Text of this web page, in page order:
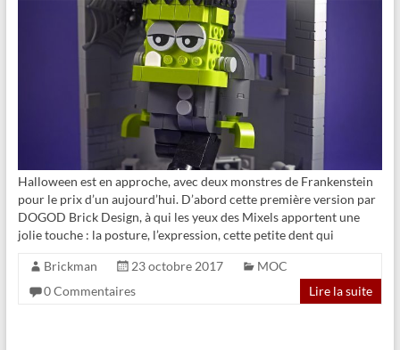
Halloween est en approche, avec deux monstres de Frankenstein
pour le prix d’un aujourd’hui. D’abord cette première version par
DOGOD Brick Design, à qui les yeux des Mixels apportent une
jolie touche : la posture, l’expression, cette petite dent qui
Brickman 23 octobre 2017
MOC
0 Commentaires
Lire la suite